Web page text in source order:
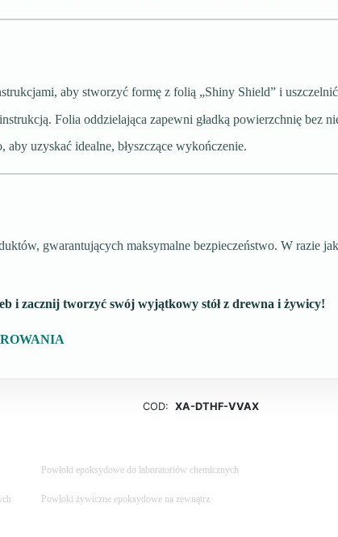
aby stworzyć formę z folią „Shiny Shield” i
Folia oddzielająca zapewni gładką powierzchnię bez
uzyskać idealne, błyszczące wykończenie.
gwarantujących maksymalne bezpieczeństwo. W razie
i zacznij tworzyć swój wyjątkowy stół z drewna i żywicy!
COD: XA-DTHF-VVAX
Powłoki epoksydowe do laboratoriów chemicznych
Powłoki żywiczne epoksydowe na zewnątrz